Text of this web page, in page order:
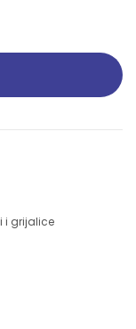
i grijalice